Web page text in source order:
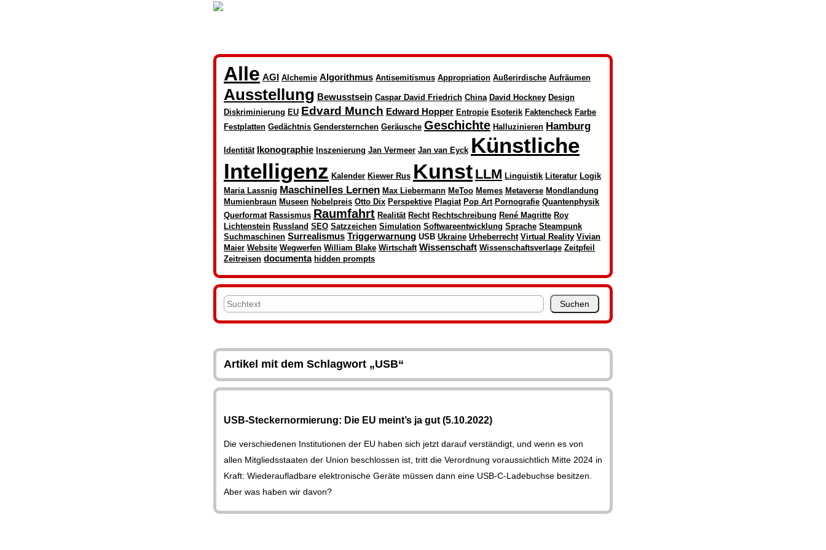
Alle AGI Alchemie Algorithmus Antisemitismus Appropriation Außerirdische Aufräumen
Ausstellung Bewusstsein Caspar David Friedrich China David Hockney Design
Diskriminierung EU Edvard Munch Edward Hopper Entropie Esoterik Faktencheck Farbe
Festplatten Gedächtnis Gendersternchen Geräusche Geschichte Halluzinieren Hamburg
Identität Ikonographie Inszenierung Jan Vermeer Jan van Eyck Künstliche
Intelligenz Kalender Kiewer Rus Kunst LLM Linguistik Literatur Logik
Maria Lassnig Maschinelles Lernen Max Liebermann MeToo Memes Metaverse Mondlandung
Mumienbraun Museen Nobelpreis Otto Dix Perspektive Plagiat Pop Art Pornografie Quantenphysik
Querformat Rassismus Raumfahrt Realität Recht Rechtschreibung René Magritte Roy
Lichtenstein Russland SEO Satzzeichen Simulation Softwareentwicklung Sprache Steampunk
Suchmaschinen Surrealismus Triggerwarnung USB Ukraine Urheberrecht Virtual Reality Vivian
Maier Website Wegwerfen William Blake Wirtschaft Wissenschaft Wissenschaftsverlage Zeitpfeil
Zeitreisen documenta hidden prompts
Artikel mit dem Schlagwort „USB“
USB-Steckernormierung: Die EU meint’s ja gut (5.10.2022)
Die verschiedenen Institutionen der EU haben sich jetzt darauf verständigt, und wenn es von
allen Mitgliedsstaaten der Union beschlossen ist, tritt die Verordnung voraussichtlich Mitte 2024 in
Kraft: Wiederaufladbare elektronische Geräte müssen dann eine USB-C-Ladebuchse besitzen.
Aber was haben wir davon?